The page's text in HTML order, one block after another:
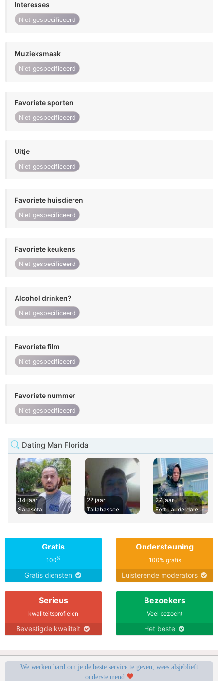
Interesses
Niet gespecificeerd
Muzieksmaak
Niet gespecificeerd
Favoriete sporten
Niet gespecificeerd
Uitje
Niet gespecificeerd
Favoriete huisdieren
Niet gespecificeerd
Favoriete keukens
Niet gespecificeerd
Alcohol drinken?
Niet gespecificeerd
Favoriete film
Niet gespecificeerd
Favoriete nummer
Niet gespecificeerd
Dating Man Florida
34 jaar
Sarasota
22 jaar
Tallahassee
27 jaar
Fort Lauderdale
Gratis
100%
Gratis diensten
Ondersteuning
100% gratis
Luisterende moderators
Serieus
kwaliteitsprofielen
Bevestigde kwaliteit
Bezoekers
Veel bezocht
Het beste
We werken hard om je de beste service te geven, wees alsjeblieft
ondersteunend